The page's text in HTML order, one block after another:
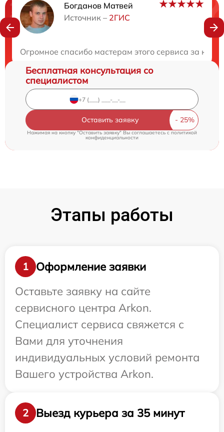
Богданов Матвей
Источник – 2ГИС
Огромное спасибо мастерам этого сервиса за
Нужна консультация?
Бесплатная консультация со
специалистом
Оставить заявку
Нажимая на кнопку "Оставить заявку" Вы соглашаетесь c политикой
конфиденциальности
Этапы работы
1
Оформление заявки
Оставьте заявку на сайте
сервисного центра Arkon.
Специалист сервиса свяжется с
Вами для уточнения
индивидуальных условий ремонта
Вашего устройства Arkon.
2
Выезд курьера за 35 минут